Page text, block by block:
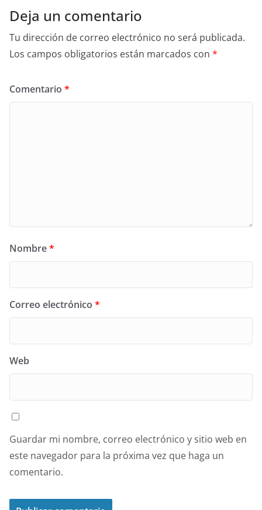
Deja un comentario
Tu dirección de correo electrónico no será publicada.
Los campos obligatorios están marcados con *
Comentario *
Nombre*
Correo electrónico *
Web
Guardar mi nombre, correo electrónico y sitio web en
este navegador para la próxima vez que haga un
comentario.